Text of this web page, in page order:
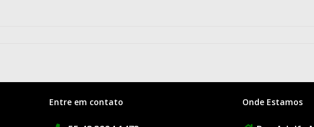
Entre em contato Onde Estamos